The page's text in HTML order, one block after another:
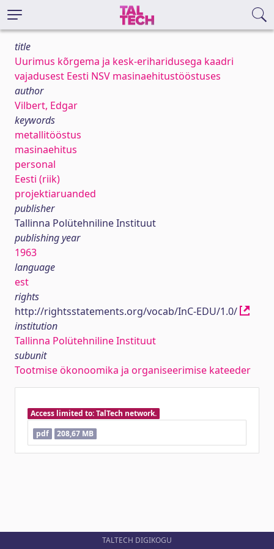
title
Uurimus kõrgema ja kesk-eriharidusega kaadri
vajadusest Eesti NSV masinaehitustööstuses
author
Vilbert, Edgar
keywords
metallitööstus
masinaehitus
personal
Eesti (riik)
projektiaruanded
publisher
Tallinna Polütehniline Instituut
publishing year
1963
language
est
rights
http://rightsstatements.org/vocab/InC-EDU/1.0/
institution
Tallinna Polütehniline Instituut
subunit
Tootmise ökonoomika ja organiseerimise kateeder
Access limited to: TalTech network.
pdf
208,67 MB
TALTECH DIGIKOGU